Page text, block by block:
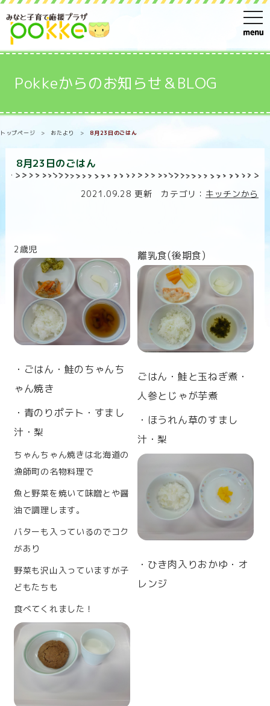
t
o
g
n
Pokkeからのお知らせ＆BLOG
トップページ > おたより >8月23日のごはん
8月23日のごはん
2021.09.28 更新 カテゴリ： キッチンから
2歳児
・ごはん・鮭のちゃんち
ゃん焼き
・青のりポテト・すまし
汁・梨
ちゃんちゃん焼きは北海道の
漁師町の名物料理で
魚と野菜を焼いて味噌とや醤
油で調理します。
バターも入っているのでコク
があり
野菜も沢山入っていますが子
どもたちも
食べてくれました！
離乳食(後期食)
ごはん・鮭と玉ねぎ煮・
人参とじゃが芋煮
・ほうれん草のすまし
汁・梨
・ひき肉入りおかゆ・オ
レンジ